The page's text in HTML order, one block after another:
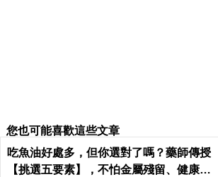
您也可能喜歡這些文章
吃魚油好處多，但你選對了嗎？藥師傳授
【挑選五要素】，不怕金屬殘留、健康無